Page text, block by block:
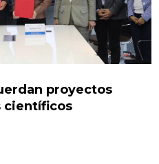
proyectos
científicos